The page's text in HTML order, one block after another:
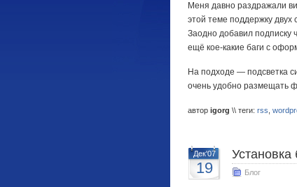
Меня давно раздражали
этой теме поддержку
Заодно добавил подписку
ещё кое-какие баги с
На подходе — подсветка
очень удобно размещать
автор igorg \\ теги: rss
Дек'07
19
Установка
Блог